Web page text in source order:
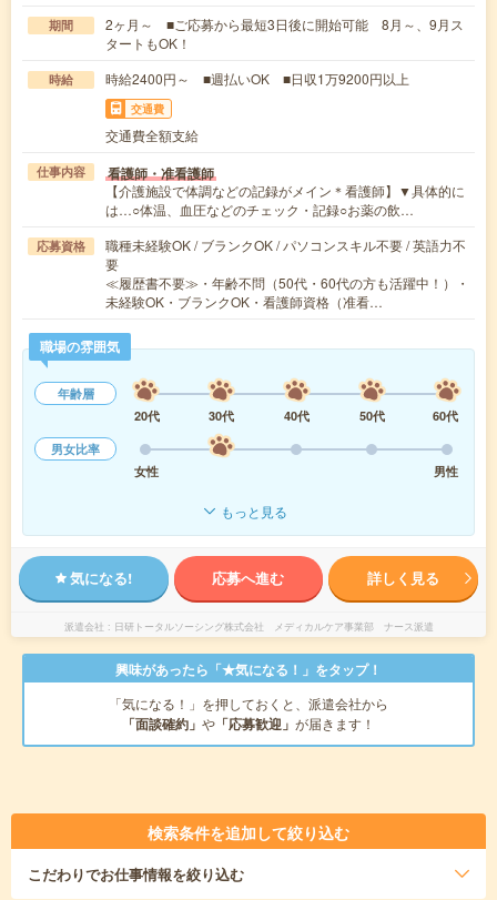
期間
2ヶ月～ ■ご応募から最短3日後に開始可能 8月～、9月ス
タートもOK！
時給 時給2400円～ ■週払いOK ■日収1万9200円以上
交通費
交通費全額支給
仕事内容 看護師・准看護師
【介護施設で体調などの記録がメイン＊看護師】▼具体的に
は…○体温、血圧などのチェック・記録○お薬の飲…
応募資格
職種未経験OK / ブランクOK / パソコンスキル不要 / 英語力不
要
≪履歴書不要≫・年齢不問（50代・60代の方も活躍中！）・
未経験OK・ブランクOK・看護師資格（准看…
職場の雰囲気
年齢層
20代
30代 40代 50代
60代
男女比率
女性
男性
もっと見る
気になる! 応募へ進む 詳しく見る
派遣会社 日研トータルソーシング株式会社 メディカルケア事業部 ナース派遣
興味があったら「★気になる！」をタップ！
「気になる！」を押しておくと、派遣会社から
「面談確約」 や 「応募歓迎」 が届きます！
検索条件を追加して絞り込む
こだわりでお仕事情報を絞り込む